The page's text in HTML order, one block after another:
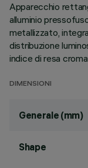
Apparecchio
alluminio
metallizzato,
distribuzione
indice di resa
DIMENSIONI
Generale (mm)
Shape